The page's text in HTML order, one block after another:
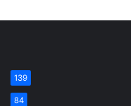
139
84